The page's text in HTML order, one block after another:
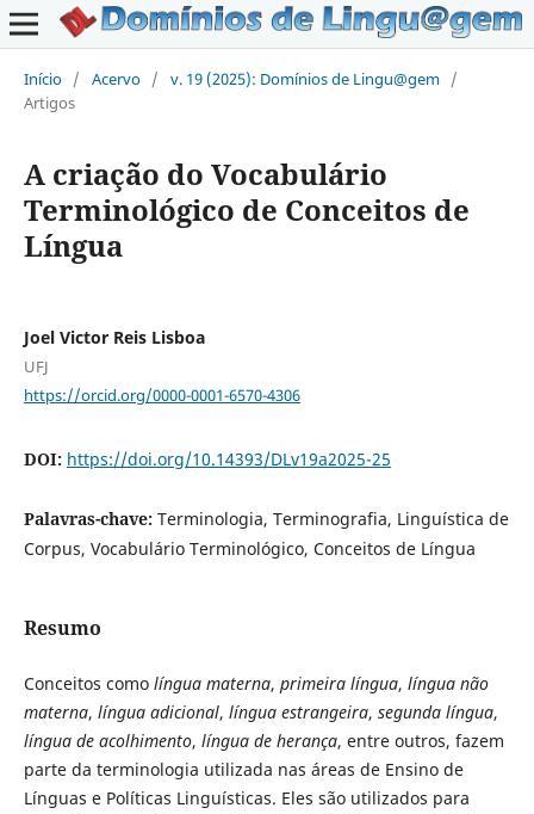
Início / Acervo / v. 19 (2025): Domínios de Lingu@gem /
Artigos
A criação do Vocabulário
Terminológico de Conceitos de
Língua
Joel Victor Reis Lisboa
UFJ
https://orcid.org/0000-0001-6570-4306
DOI: https://doi.org/10.14393/DLv19a2025-25
Palavras-chave: Terminologia, Terminografia, Linguística de
Corpus, Vocabulário Terminológico, Conceitos de Língua
Resumo
Conceitos como língua materna, primeira língua, língua não
materna, língua adicional, língua estrangeira, segunda língua,
língua de acolhimento, língua de herança, entre outros, fazem
parte da terminologia utilizada nas áreas de Ensino de
Línguas e Políticas Linguísticas. Eles são utilizados para